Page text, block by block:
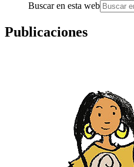
Buscar en esta web
Publicaciones